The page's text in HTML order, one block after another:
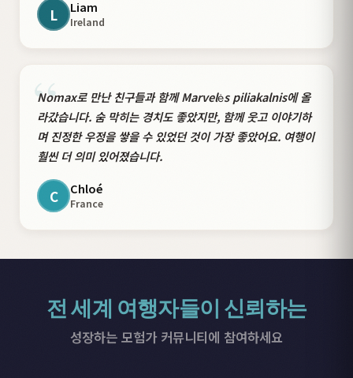
L Liam
Ireland
“
Nomax로 만난 친구들과 함께 Marvelės piliakalnis에 올
라갔습니다. 숨 막히는 경치도 좋았지만, 함께 웃고 이야기하
며 진정한 우정을 쌓을 수 있었던 것이 가장 좋았어요. 여행이
훨씬 더 의미 있어졌습니다.
C Chloé
France
전 세계 여행자들이 신뢰하는
성장하는 모험가 커뮤니티에 참여하세요